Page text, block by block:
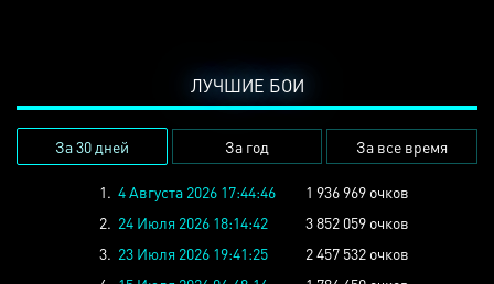
ЛУЧШИЕ БОИ
За 30 дней За год За все время
1. 4 Августа 2026 17:44:46
1 936 969 очков
2. 24 Июля 2026 18:14:42
3 852 059 очков
3. 23 Июля 2026 19:41:25
2 457 532 очков